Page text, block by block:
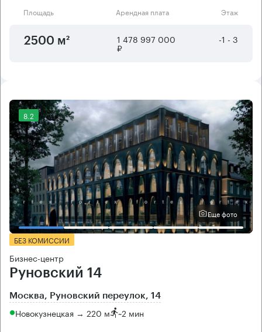
Площадь Арендная плата Этаж
2500 м² 1 478 997 000
₽
-1 - 3
8.2
Еще фото
БЕЗ КОМИССИИ
Бизнес-центр
Руновский 14
Москва, Руновский переулок, 14
Новокузнецкая → 220 м ~2 мин